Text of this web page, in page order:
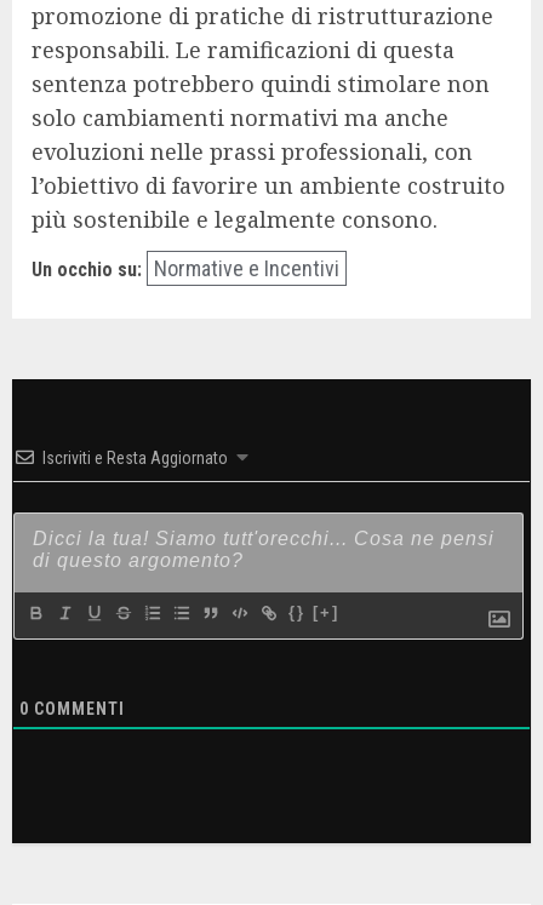
promozione di pratiche di ristrutturazione
responsabili. Le ramificazioni di questa
sentenza potrebbero quindi stimolare non
solo cambiamenti normativi ma anche
evoluzioni nelle prassi professionali, con
l’obiettivo di favorire un ambiente costruito
più sostenibile e legalmente consono.
Un occhio su: Normative e Incentivi
Iscriviti e Resta Aggiornato
{} [+]
0 COMMENTI